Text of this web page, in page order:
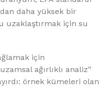
daha yüksek bir
uzaklaştırmak için su
için
ağırlıklı analiz”
örnek kümeleri olan